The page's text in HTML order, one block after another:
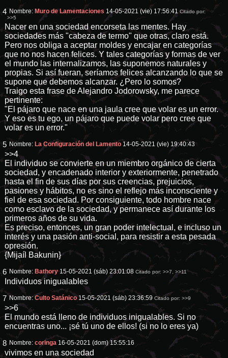
4 Nombre: Muro de Lamentaciones 14-05-2021 (vie) 17:56:41 Citado por:
>>5
Nacer en una sociedad encorseta las mentes. Hay
sociedades más "cabeza de termo" que otras, claro está.
Pero nos obliga a aceptar moldes y encajar en categorías
que no nos hacen felices. Y tales categorías y formas de ver
el mundo las internalizamos, las suponemos naturales y
propias. Si así fueran, seríamos felices alcanzando lo que se
supone que debemos alcanzar. ¿Pero lo somos?
Traigo esta frase de Alejandro Jodorowsky, me parece
pertinente:
"El pájaro que nace en una jaula cree que volar es un error.
Y eso es tu ego, un pájaro que puede volar pero cree que
volar es un error."
5 Nombre: La Configuración del Lamento 14-05-2021 (vie) 19:40:43
>>4
El individuo se convierte en un miembro orgánico de cierta
sociedad, y encadenado interior y exteriormente, penetrado
hasta el fin de sus días por sus creencias, prejuicios,
pasiones y hábitos, no es sino el reflejo más inconsciente y
fiel de esa sociedad. Por consiguiente, todo hombre nace
como esclavo de la sociedad, y permanece así durante los
primeros años de su vida.
Es preciso, entonces, un gran poder intelectual, e incluso un
interés y una pasión anti-social, para resistir a esta pesada
opresión.
{Mijaíl Bakunin}
6 Nombre: Bathory 15-05-2021 (sáb) 23:01:08 Citado por:>>7,>>11
Individuos inigualables
7 Nombre:Culto Satánico 15-05-2021 (sáb) 23:36:59 Citado por:>>9
>>6
El mundo está lleno de individuos inigualables. Si no
encuentras uno... ¡sé tú uno de ellos! (si no lo eres ya)
8 Nombre:coringa 16-05-2021 (dom) 15:55:16
vivimos en una sociedad